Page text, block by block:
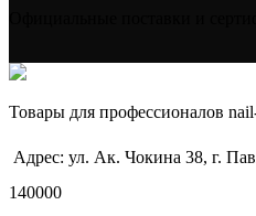
Товары для профессионалов
Адрес: ул. Ак. Чокина 38, г.
140000